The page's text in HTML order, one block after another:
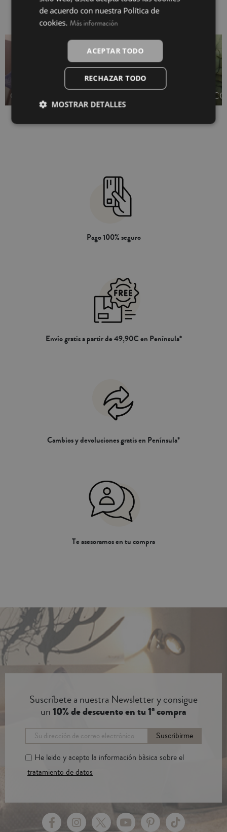
También te puede interesar
COJÍN SILLA
Pago 100% seguro
Envío gratis a partir de 49,90€ en Península*
Cambios y devoluciones gratis en Península*
Te asesoramos en tu compra
Suscríbete a nuestra Newsletter y consigue
un10% de descuento en tu 1ª compra
Suscribirme
He leido y acepto la información bàsica sobre el
tratamiento de datos
de acuerdo con nuestra Política de
cookies. Más información
ACEPTAR TODO
RECHAZAR TODO
MOSTRAR DETALLES